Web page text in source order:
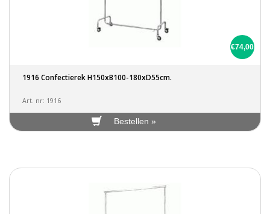
€74,00
1916 Confectierek H150xB100-180xD55cm.
Art. nr: 1916
Bestellen »